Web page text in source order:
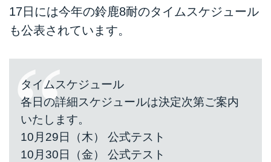
17日には今年の鈴鹿8耐のタイムスケジュール
も公表されています。
タイムスケジュール
各日の詳細スケジュールは決定次第ご案内
いたします。
10月29日（木） 公式テスト
10月30日（金） 公式テスト